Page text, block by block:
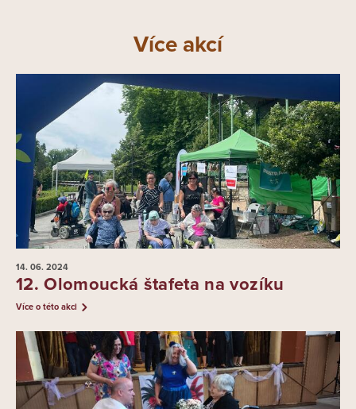
Více akcí
14. 06. 2024
12. Olomoucká štafeta na vozíku
Více o této akci